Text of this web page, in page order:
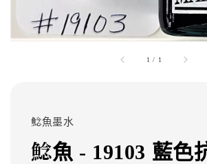
1 / 1
鯰魚墨水
鯰魚 - 19103 藍色